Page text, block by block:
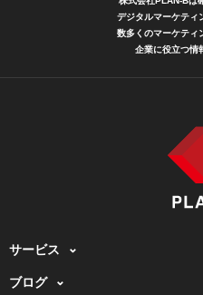
デジタルマーケティ
数多くのマーケティ
企業に役立つ情
サービス
ブログ